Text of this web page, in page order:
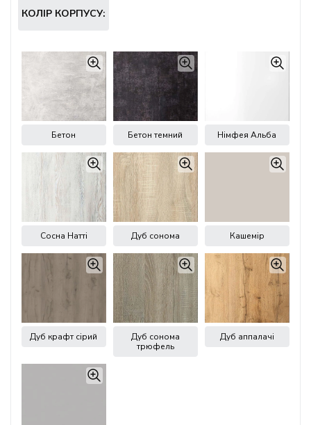
КОЛІР КОРПУСУ:
Бетон Бетон темний Німфея Альба
Сосна Натті Дуб сонома Кашемір
Дуб крафт сірий
Дуб сонома
трюфель
Дуб аппалачі